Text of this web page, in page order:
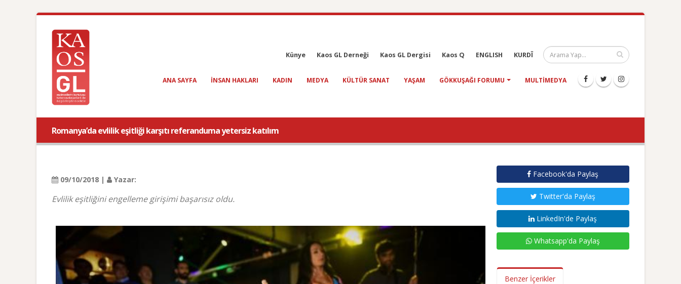
Künye Kaos GL Derneği Kaos GL Dergisi Kaos Q ENGLISH KURDÎ
ANA SAYFA INSAN HAKLARI KADIN MEDYA KÜLTÜR SANAT YAŞAM GÖKKUŞAĞI FORUMU MULTIMEDYA
Romanya’da evlilik eşitliği karşıtı referanduma yetersiz katılım
09/10/2018 | Yazar:
Evlilik eşitliğini engelleme girişimi başarısız oldu.
Facebook'da Paylaş
Twitter'da Paylaş
LinkedIn'de Paylaş
Whatsapp'da Paylaş
Benzer İçerikler